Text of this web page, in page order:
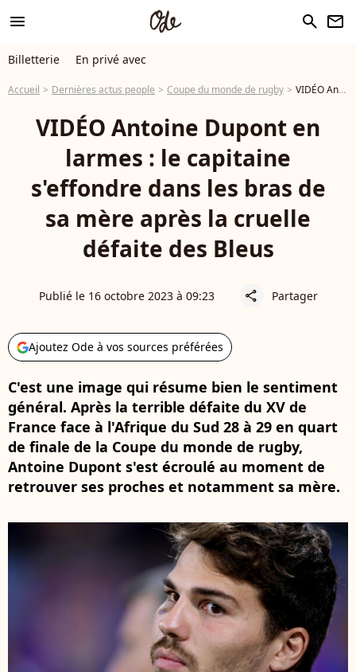
menu search newsletter
Billetterie En privé avec
Accueil Dernières actus people Coupe du monde de rugby VIDÉO Antoine Dupont en larmes : le capitaine s'effondre dans les bras de sa mère après la cruelle défaite des Bleus
VIDÉO Antoine Dupont en
larmes : le capitaine
s'effondre dans les bras de
sa mère après la cruelle
défaite des Bleus
Publié le 16 octobre 2023 à 09:23 share Partager
Ajoutez Ode à vos sources préférées
C'est une image qui résume bien le sentiment
général. Après la terrible défaite du XV de
France face à l'Afrique du Sud 28 à 29 en quart
de finale de la Coupe du monde de rugby,
Antoine Dupont s'est écroulé au moment de
retrouver ses proches et notamment sa mère.